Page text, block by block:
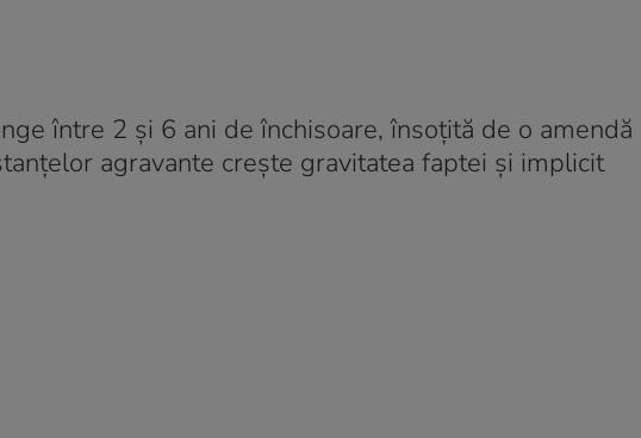
între 2 și 6 ani de închisoare, însoțită de o amendă
agravante crește gravitatea faptei și implicit